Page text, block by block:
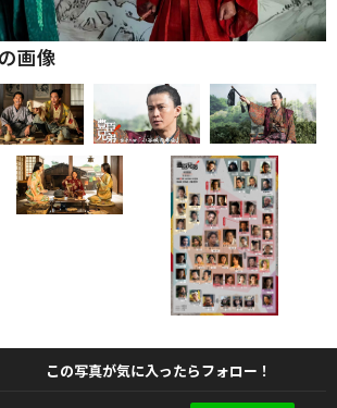
画像
この写真が気に入ったらフォロー！